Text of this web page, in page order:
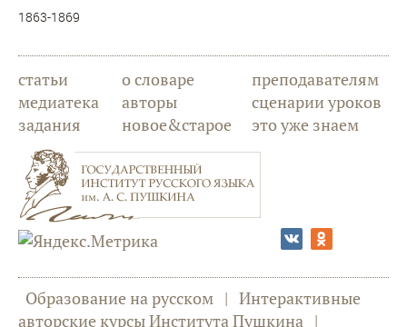
1863-1869
статьи
медиатека
задания
о словаре
авторы
новое&старое
преподавателям
сценарии уроков
это уже знаем
Образование на русском | Интерактивные
авторские курсы Института Пушкина |